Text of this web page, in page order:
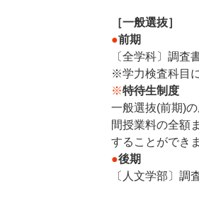
［一般選抜］
●前期
〔全学科〕調査
※学力検査科目
※特待生制度
一般選抜(前期)
間授業料の全額
することができ
●後期
〔人文学部〕調